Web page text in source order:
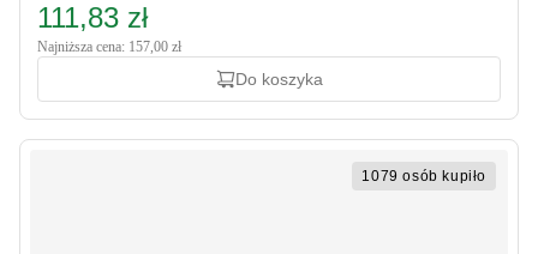
111,83 zł
Najniższa cena: 157,00 zł
Do koszyka
1079 osób kupiło